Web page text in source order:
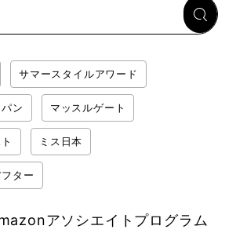
サマースタイルアワード
ン マッスルゲート
ミス日本
ター
アソシエイトプログラム